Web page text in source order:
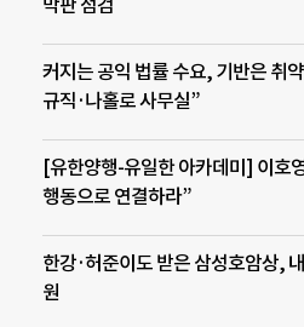
막판 점검
커지는 공익 법률 수요, 기반은 취
규직·나홀로 사무실”
[유한양행-유일한 아카데미] 이호
행동으로 연결하라”
한강·허준이도 받은 삼성호암상,
원